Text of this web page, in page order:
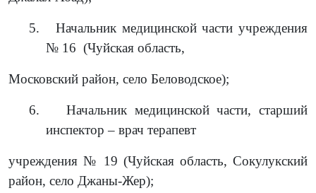
5.
Начальник медицинской части учреждения
№ 16 (Чуйская область,
Московский район, село Беловодское);
6. Начальник медицинской части, старший
инспектор – врач терапевт
учреждения № 19 (Чуйская область, Сокулукский
район, село Джаны-Жер);